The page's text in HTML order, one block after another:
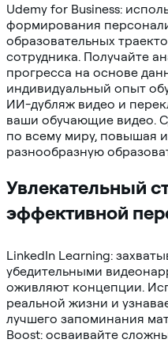
Udemy for Business:
формирования
образовательных
сотрудника. Получайте
прогресса на основе
индивидуальный опыт
ИИ-дубляж видео и
ваши обучающие видео.
по всему миру, повышая
разнообразную
Увлекательный
эффективной
LinkedIn Learning:
убедительными
оживляют концепции.
реальной жизни и
лучшего запоминания
Boost: осваивайте